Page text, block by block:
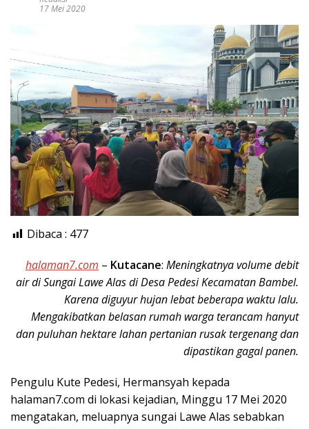
17 Mei 2020
Dibaca : 477
halaman7.com – Kutacane: Meningkatnya volume debit
air di Sungai Lawe Alas di Desa Pedesi Kecamatan Bambel.
Karena diguyur hujan lebat beberapa waktu lalu.
Mengakibatkan belasan rumah warga terancam hanyut
dan puluhan hektare lahan pertanian rusak tergenang dan
dipastikan gagal panen.
Pengulu Kute Pedesi, Hermansyah kepada
halaman7.com di lokasi kejadian, Minggu 17 Mei 2020
mengatakan, meluapnya sungai Lawe Alas sebabkan